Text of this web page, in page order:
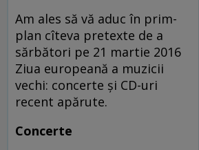
Am ales să vă aduc în prim-
plan cîteva pretexte de a
sărbători pe 21 martie 2016
Ziua europeană a muzicii
vechi: concerte și CD-uri
recent apărute.
Concerte